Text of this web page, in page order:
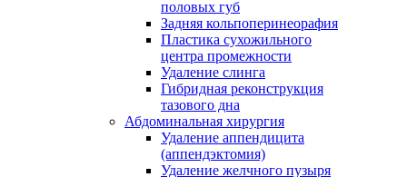
половых губ
Задняя кольпоперинеорафия
Пластика сухожильного
центра промежности
Удаление слинга
Гибридная реконструкция
тазового дна
Абдоминальная хирургия
Удаление аппендицита
(аппендэктомия)
Удаление желчного пузыря